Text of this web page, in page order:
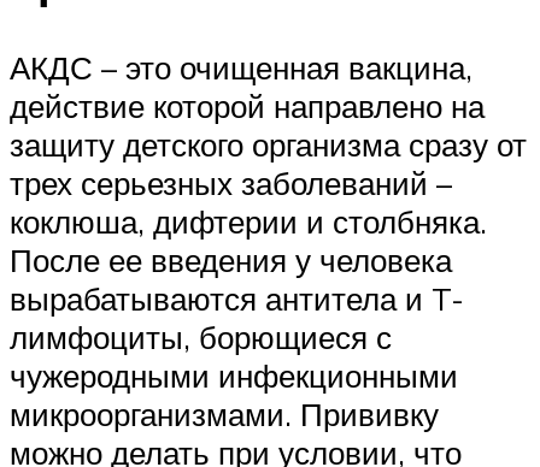
АКДС – это очищенная вакцина,
действие которой направлено на
защиту детского организма сразу от
трех серьезных заболеваний –
коклюша, дифтерии и столбняка.
После ее введения у человека
вырабатываются антитела и T-
лимфоциты, борющиеся с
чужеродными инфекционными
микроорганизмами. Прививку
можно делать при условии, что